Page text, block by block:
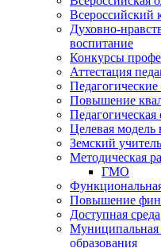
Всероссийский
Духовно-
воспитание
Конкурсы
Аттестация
Педагогические
Повышение
Педагогическая
Целевая модель
Земский учитель
Методическая
ГМО
Повышение
Доступная среда
Муниципальная
образования